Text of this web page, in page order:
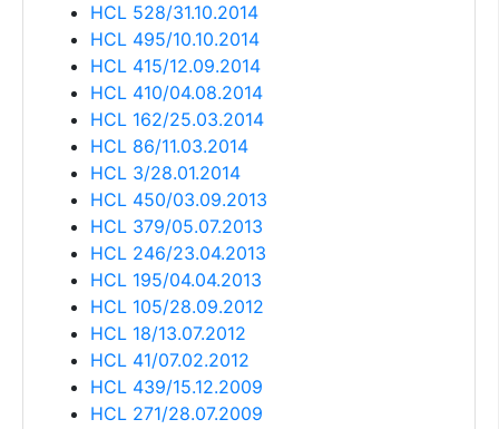
HCL 528/31.10.2014
HCL 495/10.10.2014
HCL 415/12.09.2014
HCL 410/04.08.2014
HCL 162/25.03.2014
HCL 86/11.03.2014
HCL 3/28.01.2014
HCL 450/03.09.2013
HCL 379/05.07.2013
HCL 246/23.04.2013
HCL 195/04.04.2013
HCL 105/28.09.2012
HCL 18/13.07.2012
HCL 41/07.02.2012
HCL 439/15.12.2009
HCL 271/28.07.2009